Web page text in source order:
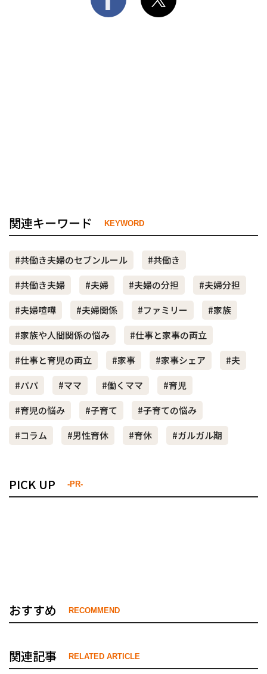
関連キーワード KEYWORD
#共働き夫婦のセブンルール
#共働き
#共働き夫婦
#夫婦 #夫婦の分担
#夫婦分担
#夫婦喧嘩
#夫婦関係 #ファミリー
#家族
#家族や人間関係の悩み
#仕事と家事の両立
#仕事と育児の両立
#家事 #家事シェア
#夫
#パパ
#ママ #働くママ
#育児
#育児の悩み
#子育て
#子育ての悩み
#コラム
#男性育休 #育休 #ガルガル期
PICK UP -PR-
おすすめ RECOMMEND
関連記事 RELATED ARTICLE